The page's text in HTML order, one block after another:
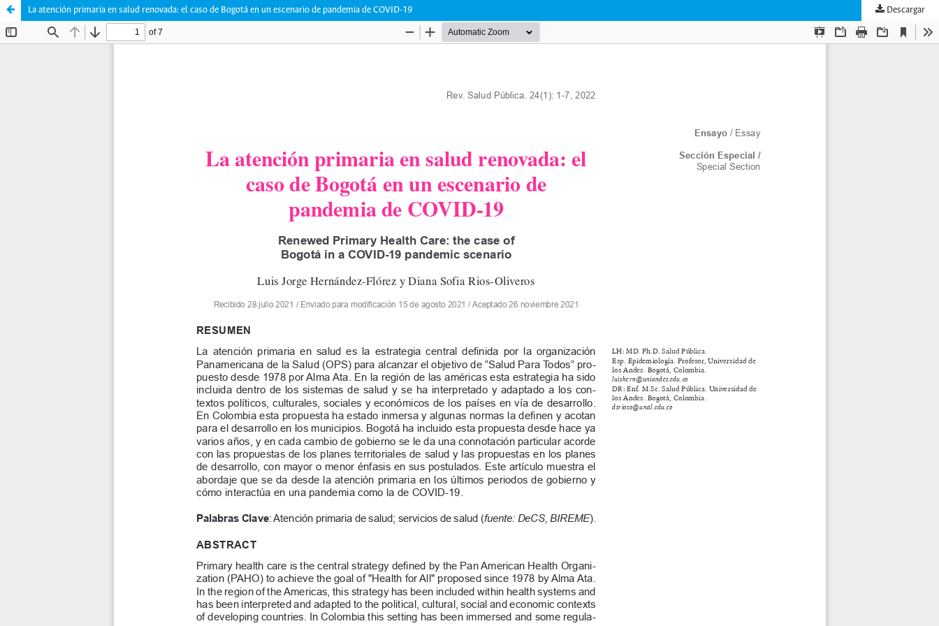
La atención primaria en salud renovada: el caso de Bogotá en un escenario de pandemia de COVID-19 Descargar